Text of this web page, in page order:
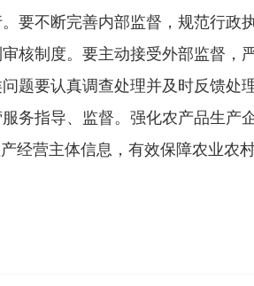
要不断完善内部监督，规范行政
核制度。要主动接受外部监督，
题要认真调查处理并及时反馈处
务指导、监督。强化农产品生产
营主体信息，有效保障农业农